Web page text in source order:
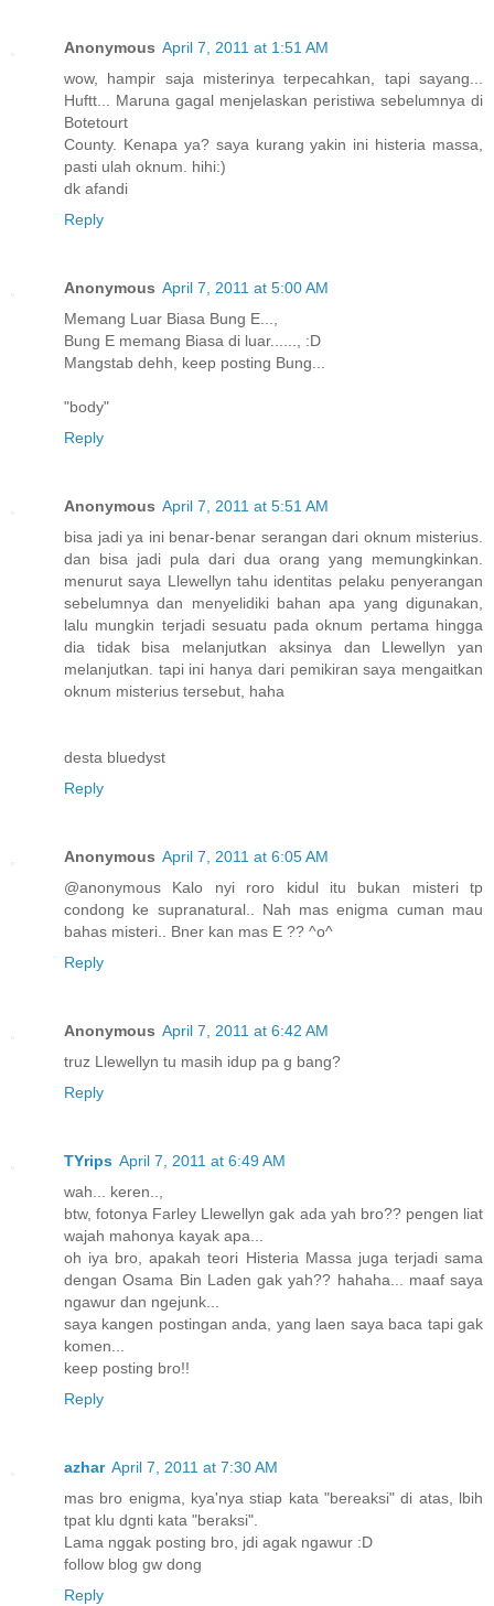
Anonymous April 7, 2011 at 1:51 AM
wow, hampir saja misterinya terpecahkan, tapi sayang...
Huftt... Maruna gagal menjelaskan peristiwa sebelumnya di
Botetourt
County. Kenapa ya? saya kurang yakin ini histeria massa,
pasti ulah oknum. hihi:)
dk afandi
Reply
Anonymous April 7, 2011 at 5:00 AM
Memang Luar Biasa Bung E...,
Bung E memang Biasa di luar......, :D
Mangstab dehh, keep posting Bung...
"body"
Reply
Anonymous April 7, 2011 at 5:51 AM
bisa jadi ya ini benar-benar serangan dari oknum misterius.
dan bisa jadi pula dari dua orang yang memungkinkan.
menurut saya Llewellyn tahu identitas pelaku penyerangan
sebelumnya dan menyelidiki bahan apa yang digunakan,
lalu mungkin terjadi sesuatu pada oknum pertama hingga
dia tidak bisa melanjutkan aksinya dan Llewellyn yan
melanjutkan. tapi ini hanya dari pemikiran saya mengaitkan
oknum misterius tersebut, haha
desta bluedyst
Reply
Anonymous April 7, 2011 at 6:05 AM
@anonymous Kalo nyi roro kidul itu bukan misteri tp
condong ke supranatural.. Nah mas enigma cuman mau
bahas misteri.. Bner kan mas E ?? ^o^
Reply
Anonymous April 7, 2011 at 6:42 AM
truz Llewellyn tu masih idup pa g bang?
Reply
TYrips April 7, 2011 at 6:49 AM
wah... keren..,
btw, fotonya Farley Llewellyn gak ada yah bro?? pengen liat
wajah mahonya kayak apa...
oh iya bro, apakah teori Histeria Massa juga terjadi sama
dengan Osama Bin Laden gak yah?? hahaha... maaf saya
ngawur dan ngejunk...
saya kangen postingan anda, yang laen saya baca tapi gak
komen...
keep posting bro!!
Reply
azhar April 7, 2011 at 7:30 AM
mas bro enigma, kya'nya stiap kata "bereaksi" di atas, lbih
tpat klu dgnti kata "beraksi".
Lama nggak posting bro, jdi agak ngawur :D
follow blog gw dong
Reply